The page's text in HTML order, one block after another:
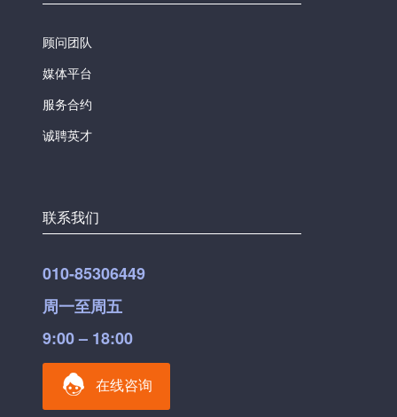
顾问团队
媒体平台
服务合约
诚聘英才
联系我们
010-85306449
周一至周五
9:00 – 18:00
在线咨询